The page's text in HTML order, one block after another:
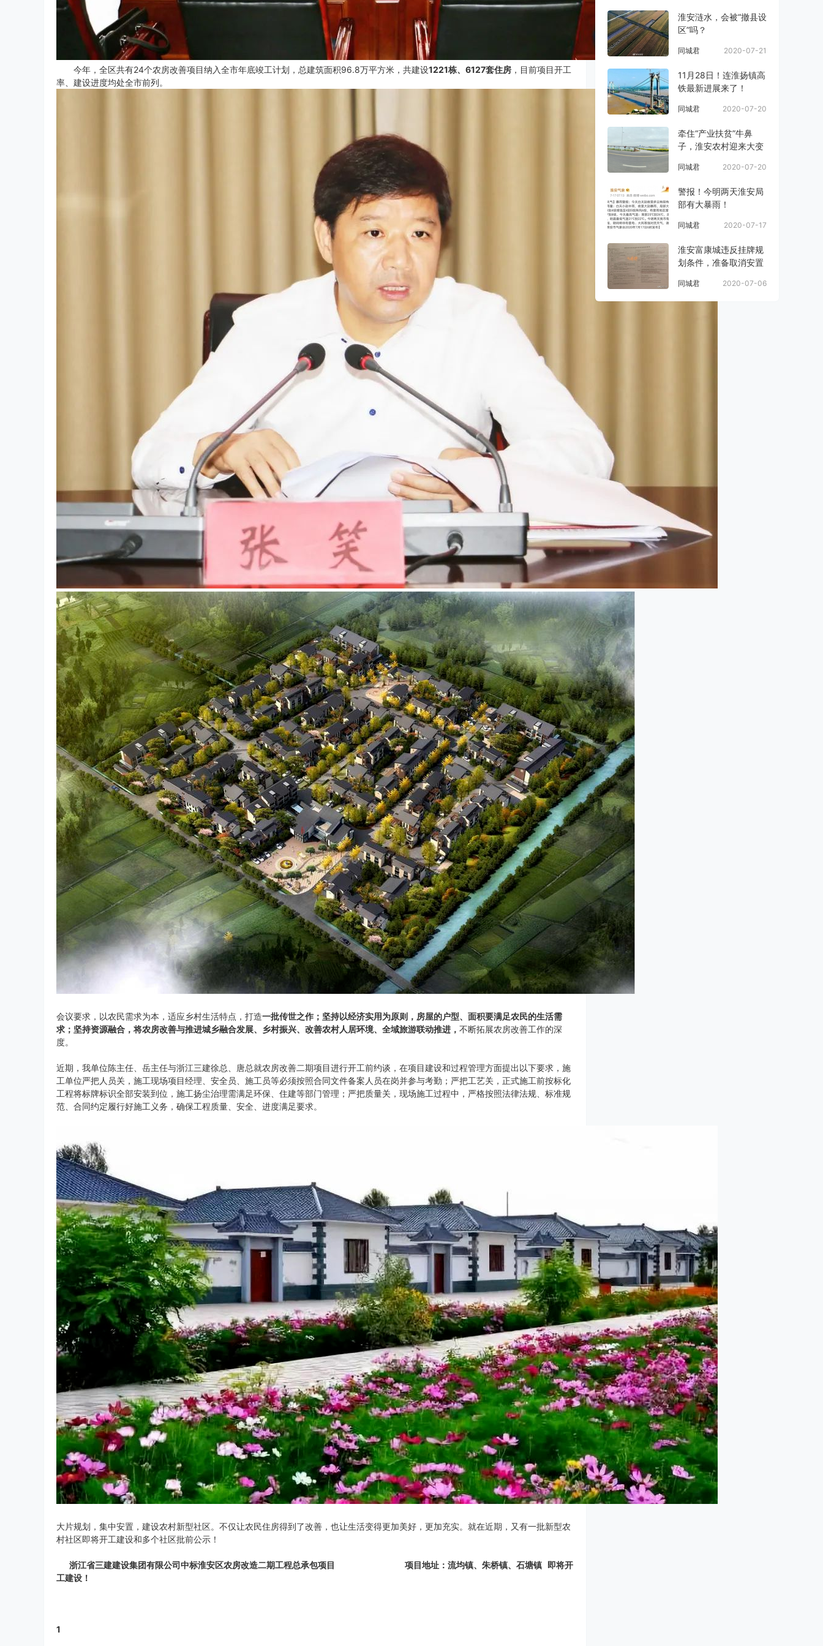
今年，全区共有24个农房改善项目纳入全市年底竣工计划，总建筑面积96.8万平方米，共建设1221栋、6127套住房 ，目前项目开工
率、建设进度均处全市前列。
会议要求，以农民需求为本，适应乡村生活特点，打造一批传世之作；坚持以经济实用为原则，房屋的户型、面积要满足农民的生活需
求；坚持资源融合，将农房改善与推进城乡融合发展、乡村振兴、改善农村人居环境、全域旅游联动推进， 不断拓展农房改善工作的深
度。
近期，我单位陈主任、岳主任与浙江三建徐总、唐总就农房改善二期项目进行开工前约谈，在项目建设和过程管理方面提出以下要求，施
工单位严把人员关，施工现场项目经理、安全员、施工员等必须按照合同文件备案人员在岗并参与考勤；严把工艺关，正式施工前按标化
工程将标牌标识全部安装到位，施工扬尘治理需满足环保、住建等部门管理；严把质量关，现场施工过程中，严格按照法律法规、标准规
范、合同约定履行好施工义务，确保工程质量、安全、进度满足要求。
大片规划，集中安置，建设农村新型社区。不仅让农民住房得到了改善，也让生活变得更加美好，更加充实。就在近期，又有一批新型农
村社区即将开工建设和多个社区批前公示！
浙江省三建建设集团有限公司中标淮安区农房改造二期工程总承包项目 项目地址：流均镇、朱桥镇、石塘镇 即将开
工建设！
1
淮安涟水，会被“撤县设
区”吗？
同城君 2020-07-21
11月28日！连淮扬镇高
铁最新进展来了！
同城君 2020-07-20
牵住“产业扶贫”牛鼻
子，淮安农村迎来大变
同城君 2020-07-20
警报！今明两天淮安局
部有大暴雨！
同城君 2020-07-17
淮安富康城违反挂牌规
划条件，准备取消安置
同城君 2020-07-06